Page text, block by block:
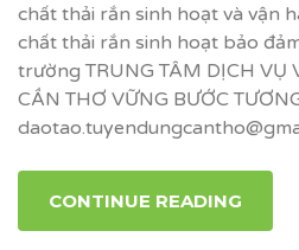
chất thải rắn sinh hoạt và vận
chất thải rắn sinh hoạt bảo
trường TRUNG TÂM DỊCH VỤ
CẦN THƠ VỮNG BƯỚC
CONTINUE READING